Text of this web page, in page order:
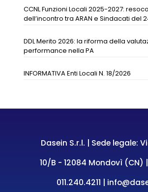
CCNL Funzioni Locali 2025-2027:
dell’incontro tra ARAN e Sindacati del
DDL Merito 2026: la riforma della
performance nella PA
INFORMATIVA Enti Locali N. 18/2026
Dasein S.r.l. | Sede legale:
10/B - 12084 Mondovì (CN)
011.240.4211 |